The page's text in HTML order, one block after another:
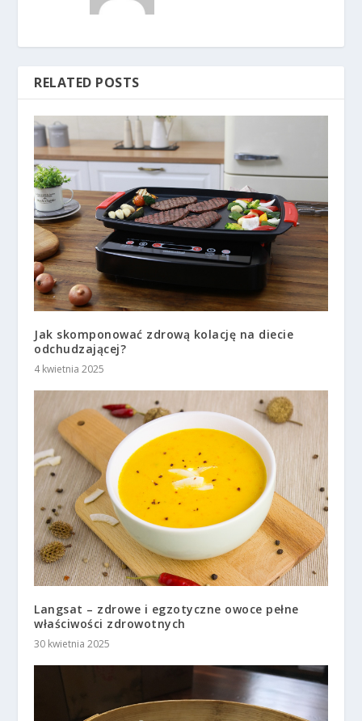
RELATED POSTS
Jak skomponować zdrową kolację na diecie
odchudzającej?
4 kwietnia 2025
Langsat – zdrowe i egzotyczne owoce pełne
właściwości zdrowotnych
30 kwietnia 2025